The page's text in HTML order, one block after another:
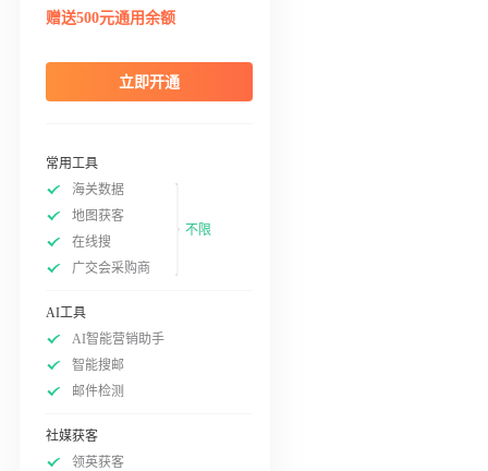
赠送500元通用余额
立即开通
常用工具
海关数据
地图获客
在线搜
广交会采购商
不限
AI工具
AI智能营销助手
智能搜邮
邮件检测
社媒获客
领英获客